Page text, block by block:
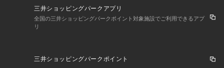
三井ショッピングパークアプリ
全国の三井ショッピングパークポイント対象施設でご利用できるアプ
リ
三井ショッピングパークポイント